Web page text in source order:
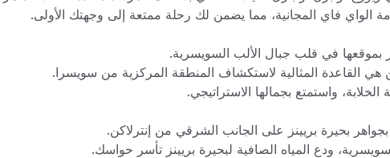
الواي فاي المجانية، مما يضمن لك رحلة ممتعة إلى وجهتك الأولى.
بموقعها في قلب جبال الألب السويسرية.
هي القاعدة المثالية لاستكشاف المنطقة المركزية من سويسرا.
واستمتع بجمالها الاستراتيجي.
بحيرة بريينز على الجانب الشرقي من إنترلاكن.
ودع المياه الصافية لبحيرة بريينز تأسر حواسك.